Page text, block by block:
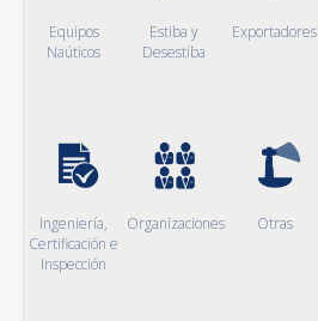
Equipos
Naúticos
Estiba y
Desestiba
Exportadores
Ingeniería,
Certificación e
Inspección
Organizaciones Otras